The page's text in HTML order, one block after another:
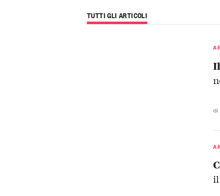
TUTTI GLI ARTICOLI
di
il